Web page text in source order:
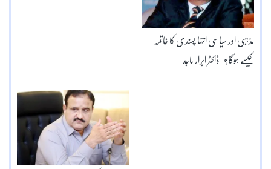
مذہبی اور سیاسی انتہا پسندی کا خاتمہ
کیسے ہوگا؟-ڈاکٹر ابرار ماجد